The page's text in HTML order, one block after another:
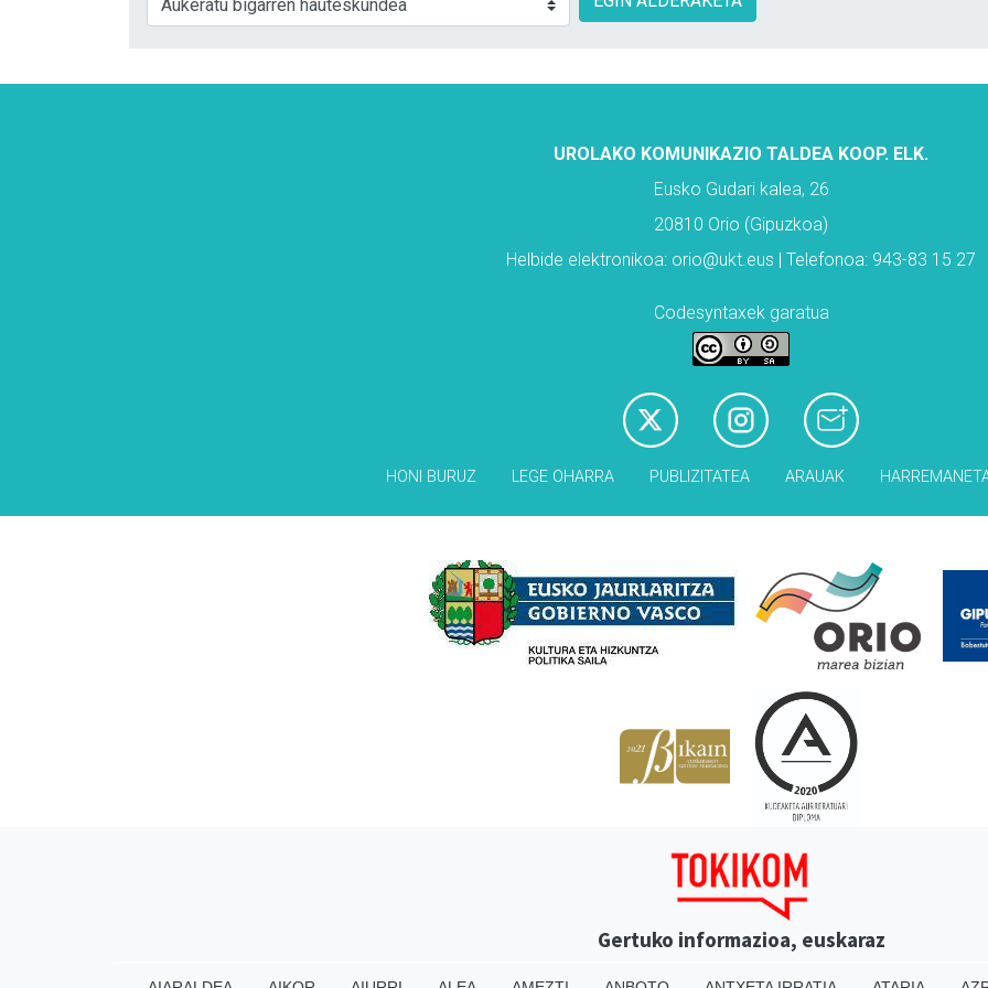
UROLAKO KOMUNIKAZIO TALDEA KOOP. ELK.
Eusko Gudari kalea, 26
20810 Orio (Gipuzkoa)
Helbide elektronikoa: orio@ukt.eus | Telefonoa: 943-83 15 27
Codesyntaxek garatua
HONI BURUZ LEGE OHARRA PUBLIZITATEA ARAUAK
Gertuko informazioa, euskaraz